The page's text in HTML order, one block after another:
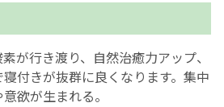
が行き渡り、自然治癒力アップ、
付きが抜群に良くなります。集中
欲が生まれる。